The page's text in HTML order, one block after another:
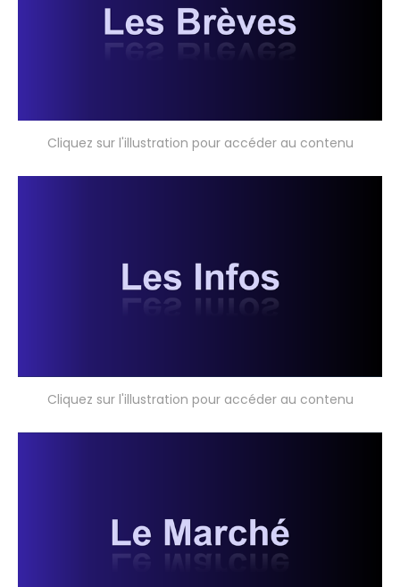
Cliquez sur l'illustration pour accéder au contenu
Cliquez sur l'illustration pour accéder au contenu